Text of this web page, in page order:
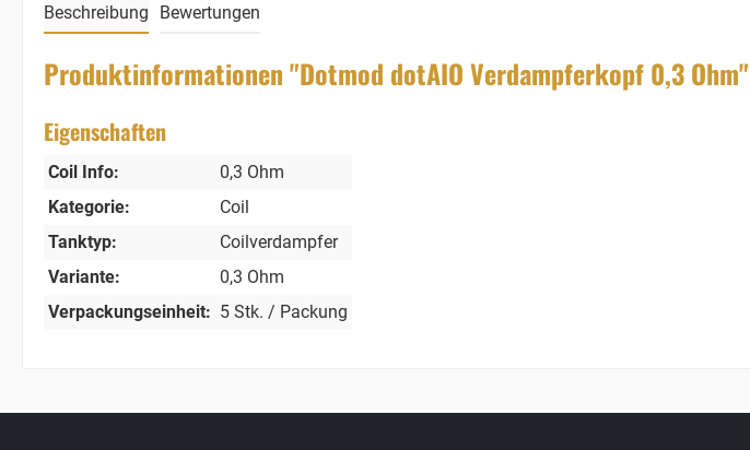
Beschreibung Bewertungen
Produktinformationen "Dotmod dotAIO Verdampferkopf 0,3 Ohm"
Eigenschaften
Coil Info:
0,3 Ohm
Kategorie:
Coil
Tanktyp:
Coilverdampfer
Variante:
0,3 Ohm
Verpackungseinheit: 5 Stk. / Packung